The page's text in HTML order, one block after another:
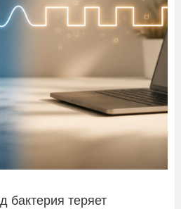
теряет